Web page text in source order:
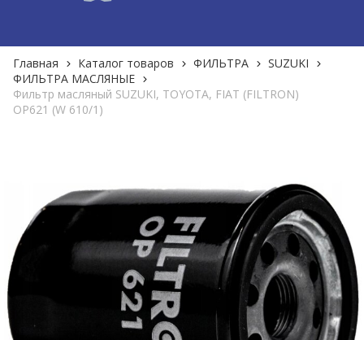
Главная Каталог товаров ФИЛЬТРА
SUZUKI
ФИЛЬТРА MАСЛЯНЫЕ
Фильтр масляный SUZUKI, TOYOTA, FIAT (FILTRON)
OP621 (W 610/1)